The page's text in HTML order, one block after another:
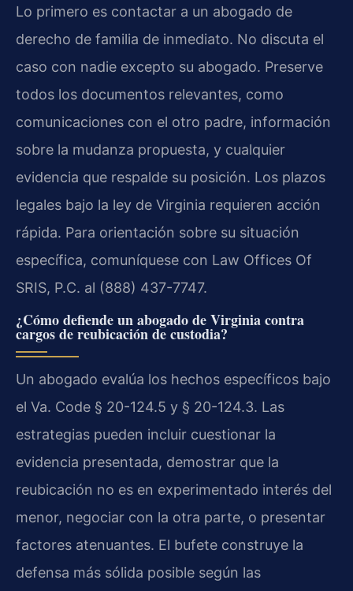
Lo primero es contactar a un abogado de
derecho de familia de inmediato. No discuta el
caso con nadie excepto su abogado. Preserve
todos los documentos relevantes, como
comunicaciones con el otro padre, información
sobre la mudanza propuesta, y cualquier
evidencia que respalde su posición. Los plazos
legales bajo la ley de Virginia requieren acción
rápida. Para orientación sobre su situación
específica, comuníquese con Law Offices Of
SRIS, P.C. al (888) 437-7747.
¿Cómo defiende un abogado de Virginia contra
cargos de reubicación de custodia?
Un abogado evalúa los hechos específicos bajo
el Va. Code § 20-124.5 y § 20-124.3. Las
estrategias pueden incluir cuestionar la
evidencia presentada, demostrar que la
reubicación no es en experimentado interés del
menor, negociar con la otra parte, o presentar
factores atenuantes. El bufete construye la
defensa más sólida posible según las